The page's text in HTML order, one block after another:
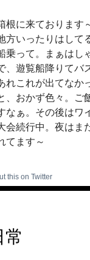
根に来ておりま
方いったりはし
乗って。まぁは
、遊覧船降りて
れこれが出てな
、おかず色々。
なぁ。その後は
会続行中。夜は
てます～